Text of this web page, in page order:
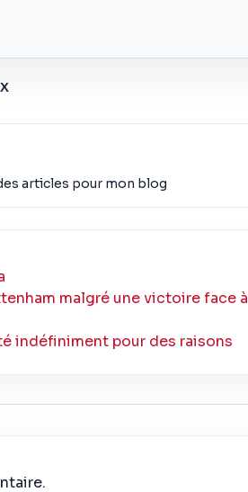
X
articles pour mon blog
malgré une victoire face à
indéfiniment pour des raisons